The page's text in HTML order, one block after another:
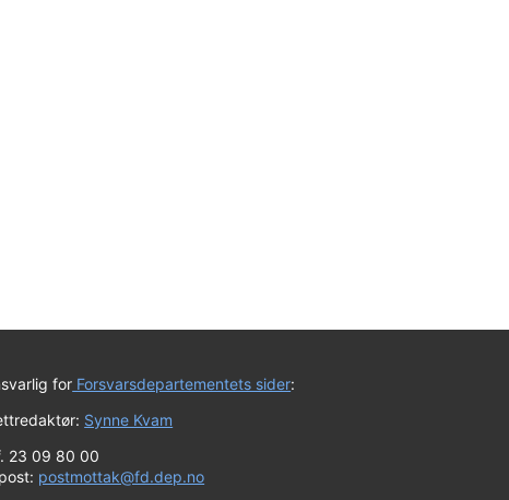
for Forsvarsdepartementets sider:
Synne Kvam
23 09 80 00
postmottak@fd.dep.no